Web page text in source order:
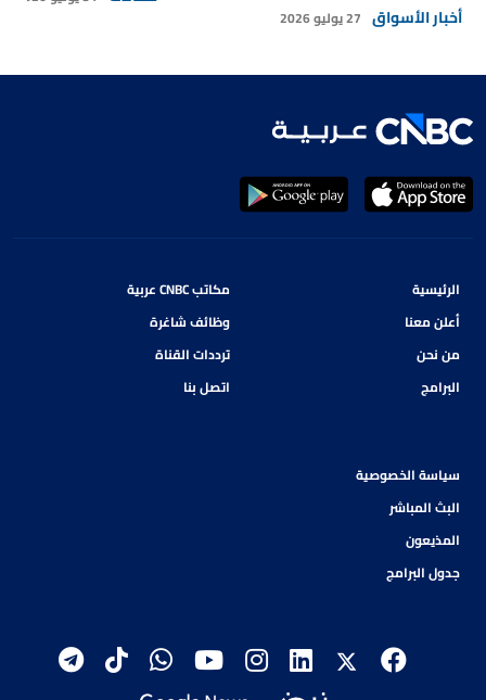
أخبار الأسواق 27 يوليو 2026
الرئيسية
أعلن معنا
من نحن
البرامج
مكاتب CNBC عربية
وظائف شاغرة
ترددات القناة
اتصل بنا
سياسة الخصوصية
البث المباشر
المذيعون
جدول البرامج